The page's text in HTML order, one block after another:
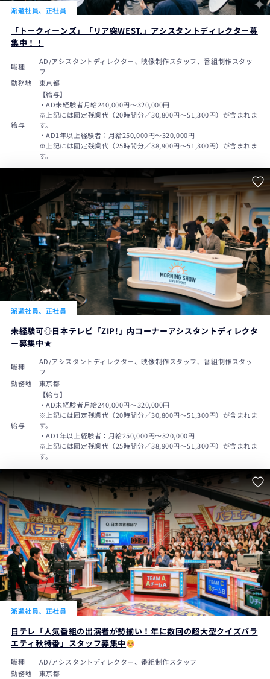
派遣社員、正社員
「トークィーンズ」「リア突WEST.」アシスタントディレクター募
集中！！
職種
AD/アシスタントディレクター、映像制作スタッフ、番組制作スタッ
フ
勤務地
東京都
給与
【給与】
・AD未経験者月給240,000円〜320,000円
※上記には固定残業代（20時間分／30,800円～51,300円）が含まれま
す。
・AD1年以上経験者：月給250,000円～320,000円
※上記には固定残業代（25時間分／38,900円～51,300円）が含まれま
す。
派遣社員、正社員
未経験可◎日本テレビ「ZIP!」内コーナーアシスタントディレクタ
ー募集中★
職種
AD/アシスタントディレクター、映像制作スタッフ、番組制作スタッ
フ
勤務地
東京都
給与
【給与】
・AD未経験者月給240,000円〜320,000円
※上記には固定残業代（20時間分／30,800円～51,300円）が含まれま
す。
・AD1年以上経験者：月給250,000円～320,000円
※上記には固定残業代（25時間分／38,900円～51,300円）が含まれま
す。
派遣社員、正社員
日テレ「人気番組の出演者が勢揃い！年に数回の超大型クイズバラ
エティ秋特番」スタッフ募集中
職種
AD/アシスタントディレクター、番組制作スタッフ
勤務地
東京都